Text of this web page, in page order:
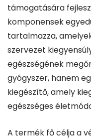
támogatására
komponensek
tartalmazza,
szervezet
egészségének
gyógyszer, hanem
kiegészítő, amely
egészséges
A termék fő célja a